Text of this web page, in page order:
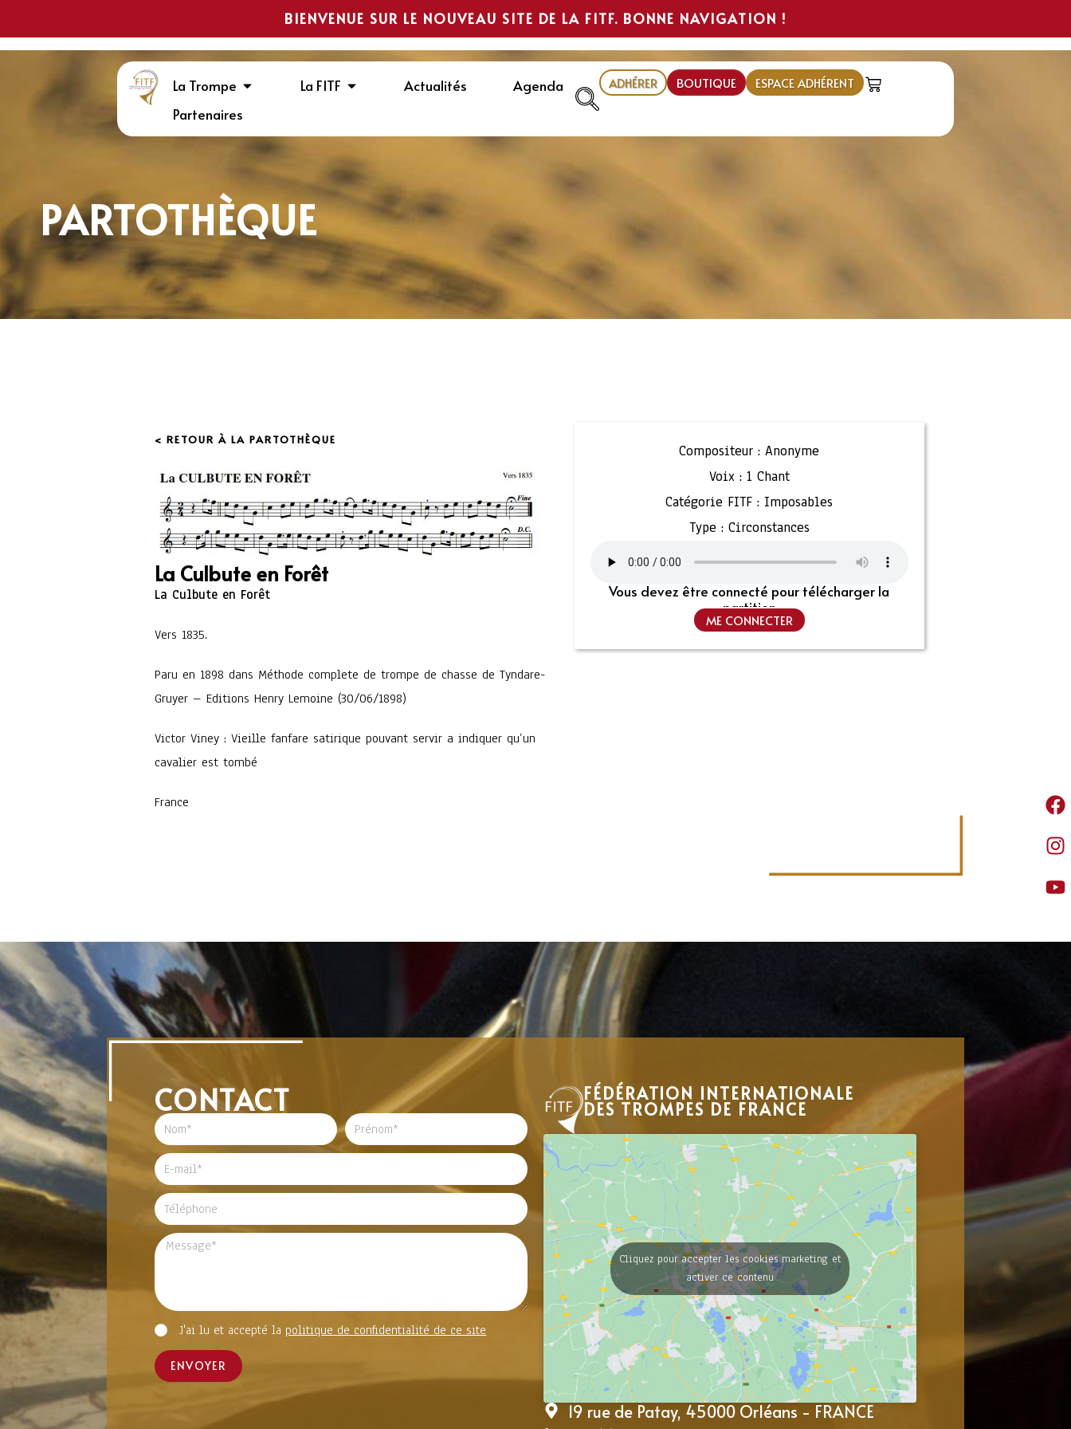
BIENVENUE SUR LE NOUVEAU SITE DE LA FITF. BONNE NAVIGATION !
La Trompe La FITF Actualités
Agenda
Partenaires
ADHÉRER BOUTIQUE ESPACE ADHÉRENT
PARTOTHÈQUE
< RETOUR À LA PARTOTHÈQUE
La Culbute en Forêt
La Culbute en Forêt
Vers 1835.
Paru en 1898 dans Méthode complete de trompe de chasse de Tyndare-
Gruyer – Editions Henry Lemoine (30/06/1898)
Victor Viney : Vieille fanfare satirique pouvant servir a indiquer qu’un
cavalier est tombé
France
Compositeur : Anonyme
Voix : 1 Chant
Catégorie FITF : Imposables
Type : Circonstances
Vous devez être connecté pour télécharger la
partition
ME CONNECTER
CONTACT
J'ai lu et accepté la politique de confidentialité de ce site
ENVOYER
FÉDÉRATION INTERNATIONALE
DES TROMPES DE FRANCE
Cliquez pour accepter les cookies marketing et
activer ce contenu
19 rue de Patay, 45000 Orléans - FRANCE